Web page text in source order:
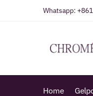
Whatsapp:
Home